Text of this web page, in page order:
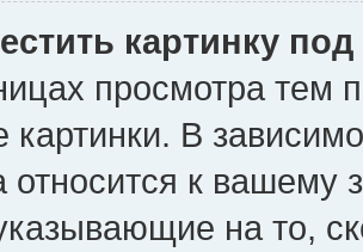
картинку
просмотра тем
картинки. В
относится к
на то,